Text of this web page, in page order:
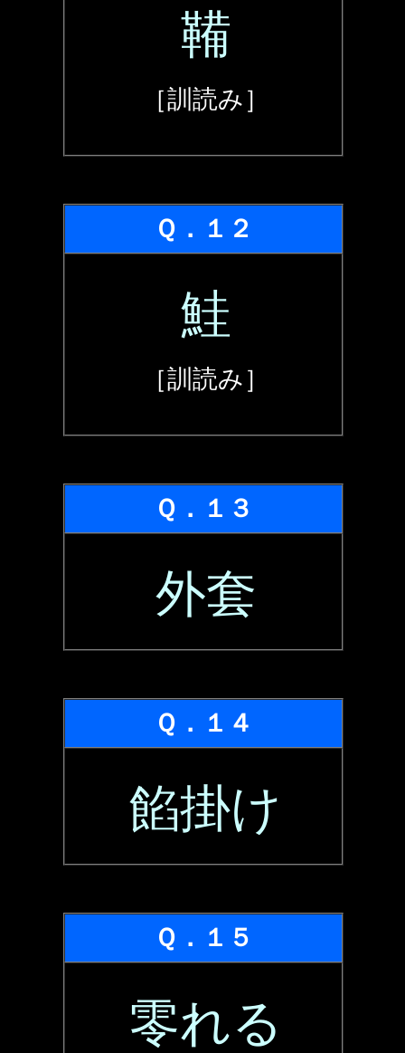
鞴
［訓読み］
Ｑ．１２
鮭
［訓読み］
Ｑ．１３
外套
Ｑ．１４
餡掛け
Ｑ．１５
零れる